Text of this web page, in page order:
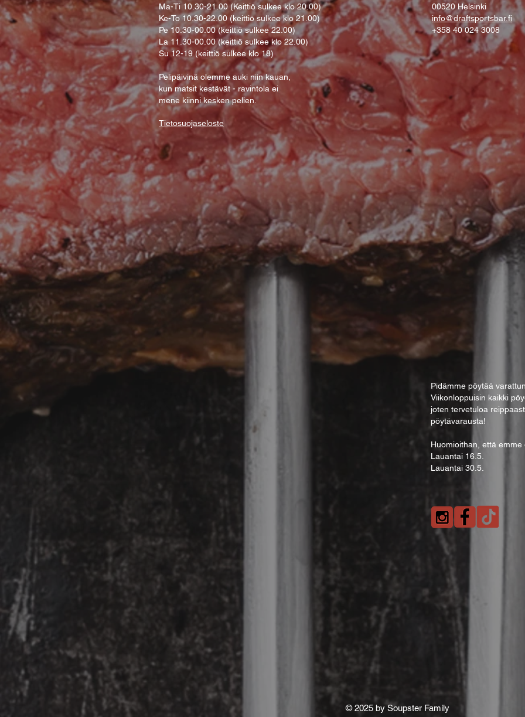
Ma-Ti 10.30-21.00 (Keittiö sulkee klo 20.00)
Ke-To 10.30-22.00 (keittiö sulkee klo 21.00)
Pe 10.30-00.00 (keittiö sulkee 22.00)
La 11.30-00.00 (keittiö sulkee klo 22.00)
Su 12-19 (keittiö sulkee klo 18)
Pelipäivinä olemme auki niin kauan,
kun matsit kestävät - ravintola ei
mene kiinni kesken pelien.
Tietosuojaseloste
00520 Helsinki
info@draftsportsbar.fi
+358 40 024 3008
Pidämme pöytää
Viikonloppuisin kaikki
joten tervetuloa
pöytävarausta!
Huomioithan, että
Lauantai 16.5.
Lauantai 30.5.
© 2025 by Soupster Family